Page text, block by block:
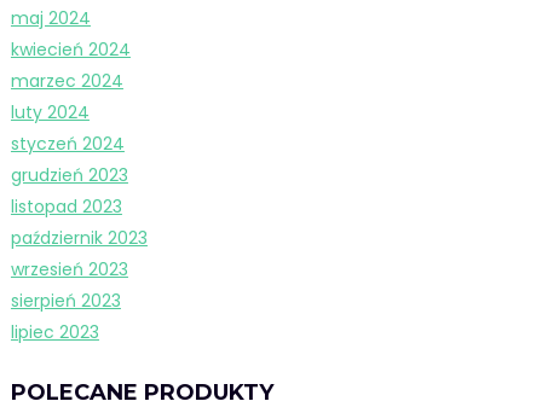
maj 2024
kwiecień 2024
marzec 2024
luty 2024
styczeń 2024
grudzień 2023
listopad 2023
październik 2023
wrzesień 2023
sierpień 2023
lipiec 2023
POLECANE PRODUKTY